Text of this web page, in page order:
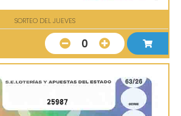
SORTEO DEL JUEVES
0
25987